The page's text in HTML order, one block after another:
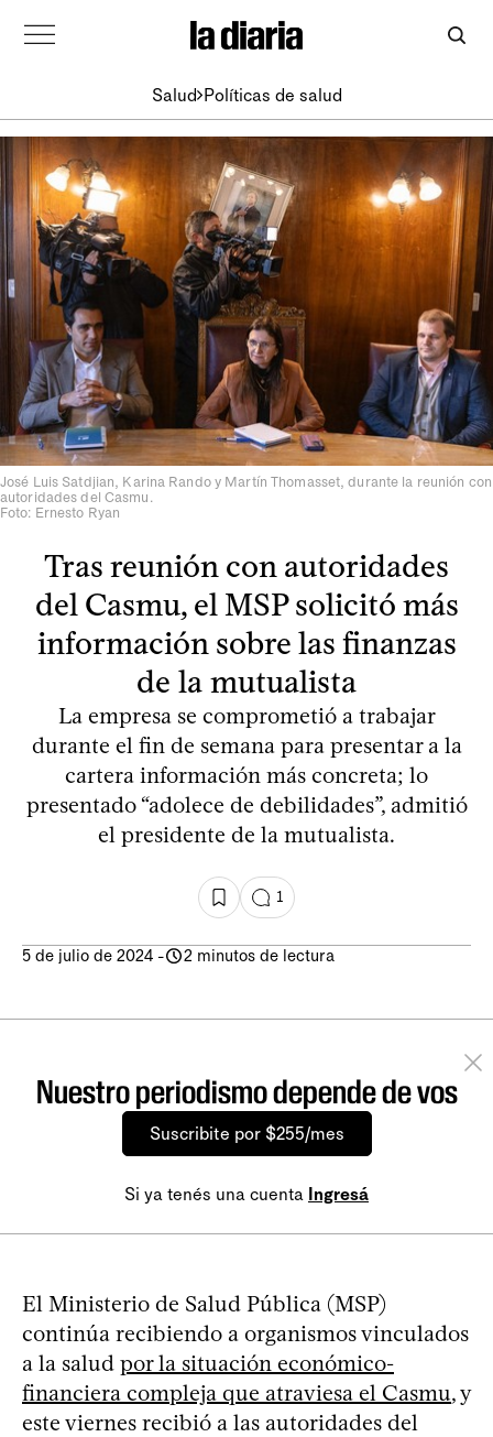
Salud Políticas de salud
José Luis Satdjian, Karina Rando y Martín Thomasset, durante la reunión con
autoridades del Casmu.
Foto: Ernesto Ryan
Tras reunión con autoridades
del Casmu, el MSP solicitó más
información sobre las finanzas
de la mutualista
La empresa se comprometió a trabajar
durante el fin de semana para presentar a la
cartera información más concreta; lo
presentado “adolece de debilidades”, admitió
el presidente de la mutualista.
1
5 de julio de 2024 - 2 minutos de lectura
Nuestro periodismo depende de vos
Suscribite por $255/mes
Si ya tenés una cuenta Ingresá
El Ministerio de Salud Pública (MSP)
continúa recibiendo a organismos vinculados
a la salud por la situación económico-
financiera compleja que atraviesa el Casmu, y
este viernes recibió a las autoridades del